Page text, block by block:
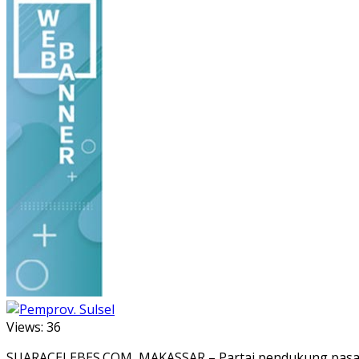
Views: 36